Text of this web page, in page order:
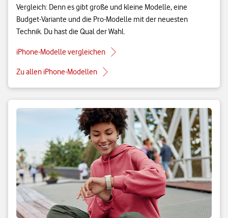
Vergleich: Denn es gibt große und kleine Modelle, eine
Budget-Variante und die Pro-Modelle mit der neuesten
Technik. Du hast die Qual der Wahl.
iPhone-Modelle vergleichen
Zu allen iPhone-Modellen